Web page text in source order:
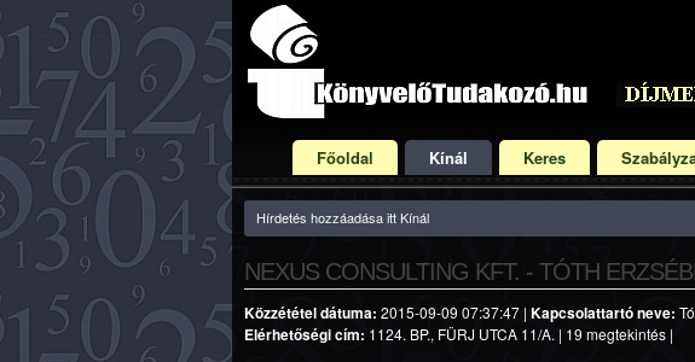
Főoldal Kínál Keres
Hírdetés hozzáadása itt Kínál
NEXUS CONSULTING KFT. - TÓTH
Közzététel dátuma: 2015-09-09 07:37:47 | Kapcsolattartó neve:
Elérhetőségi cím: 1124. BP., FÜRJ UTCA 11/A. | 19 megtekintés |